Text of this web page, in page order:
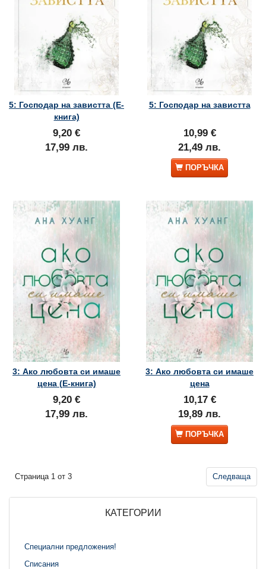
5: Господар на завистта (Е-
книга)
9,20 €
17,99 лв.
5: Господар на завистта
10,99 €
21,49 лв.
ПОРЪЧКА
3: Ако любовта си имаше
цена (Е-книга)
9,20 €
17,99 лв.
3: Ако любовта си имаше
цена
10,17 €
19,89 лв.
ПОРЪЧКА
Страница 1 от 3 Следваща
КАТЕГОРИИ
Специални предложения!
Списания